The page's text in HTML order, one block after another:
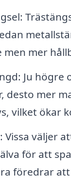
men mer
Ju högre
desto mer
vilket ökar
väljer
för att
föredrar